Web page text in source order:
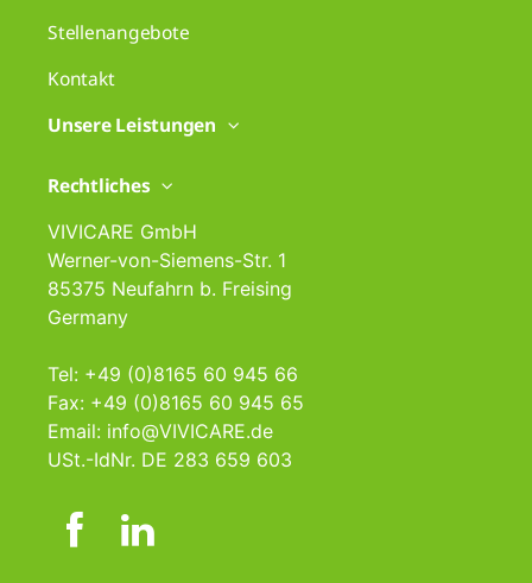
Stellenangebote
Kontakt
Unsere Leistungen
Rechtliches
VIVICARE GmbH
Werner-von-Siemens-Str. 1
85375 Neufahrn b. Freising
Germany
Tel: +49 (0)8165 60 945 66
Fax: +49 (0)8165 60 945 65
Email: info@VIVICARE.de
USt.-IdNr. DE 283 659 603